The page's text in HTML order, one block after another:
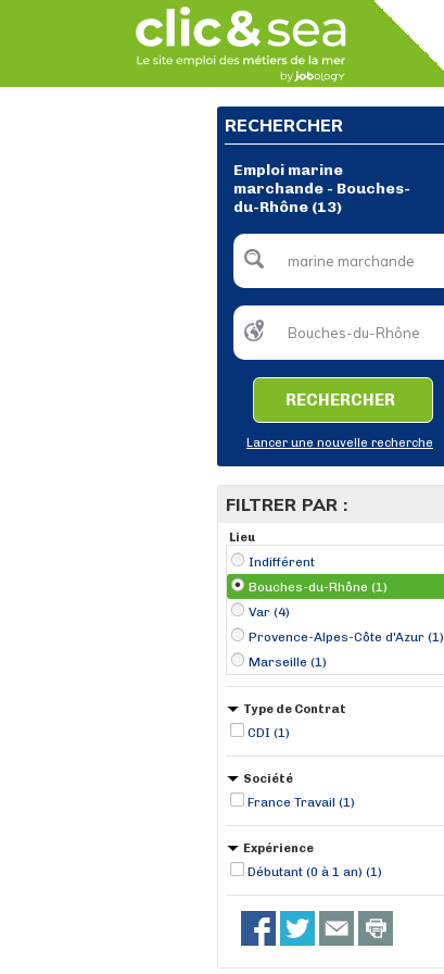
RECHERCHER
Emploi marine
marchande - Bouches-
du-Rhône (13)
RECHERCHER
Lancer une nouvelle recherche
FILTRER PAR :
Lieu
Indifférent
Bouches-du-Rhône (1)
Var (4)
Provence-Alpes-Côte d'Azur (1)
Marseille (1)
Type de Contrat
CDI (1)
Société
France Travail (1)
Expérience
Débutant (0 à 1 an) (1)